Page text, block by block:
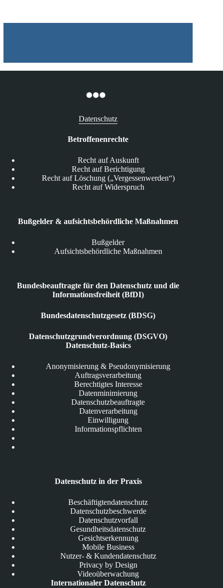
Datenschutz
Betroffenenrechte
Recht auf Auskunft
Recht auf Berichtigung
Recht auf Löschung („Vergessenwerden“)
Recht auf Widerspruch
Bußgelder & aufsichtsbehördliche Maßnahmen
Bußgelder
Aufsichtsbehördliche Maßnahmen
Bundesbeauftragte für den Datenschutz und die
Informationsfreiheit (BfDI)
Bundesdatenschutzgesetz (BDSG)
Datenschutzgrundverordnung (DSGVO)
Datenschutz-Basics
Anonymisierung & Pseudonymisierung
Auftragsverarbeitung
Berechtigtes Interesse
Datenminimierung
Datenschutzbeauftragte
Datenverarbeitung
Einwilligung
Informationspflichten
Datenschutz in der Praxis
Beschäftigtendatenschutz
Datenschutzbeschwerde
Datenschutzvorfall
Gesundheitsdatenschutz
Gesichtserkennung
Mobile Business
Nutzer- & Kundendatenschutz
Privacy by Design
Videoüberwachung
Internationaler Datenschutz